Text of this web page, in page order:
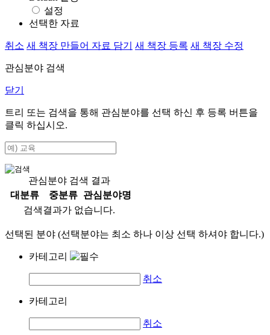
설정
선택한 자료
취소 새 책장 만들어 자료 담기 새 책장 등록 새 책장 수정
관심분야 검색
닫기
트리 또는 검색을 통해 관심분야를 선택 하신 후 등록 버튼을
클릭 하십시오.
관심분야 검색 결과
대분류
중분류
관심분야명
검색결과가 없습니다.
선택된 분야 (선택분야는 최소 하나 이상 선택 하셔야 합니다.)
카테고리
취소
카테고리
취소